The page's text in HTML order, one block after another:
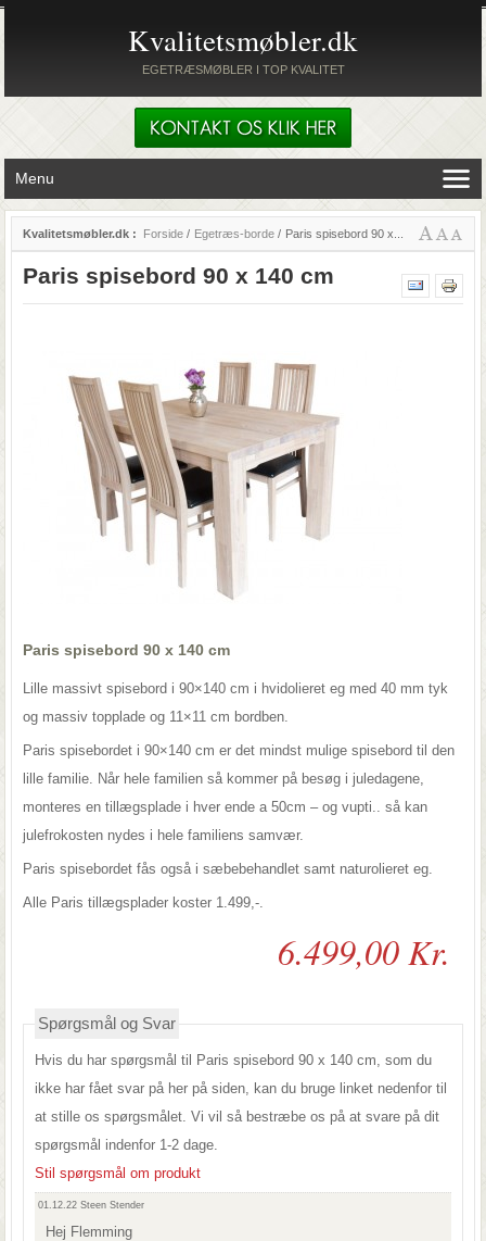
Kvalitetsmøbler.dk
EGETRÆSMØBLER I TOP KVALITET
Menu
Kvalitetsmøbler.dk : Forside / Egetræs-borde / Paris spisebord 90 x...
Paris spisebord 90 x 140 cm
Paris spisebord 90 x 140 cm
Lille massivt spisebord i 90×140 cm i hvidolieret eg med 40 mm tyk
og massiv topplade og 11×11 cm bordben.
Paris spisebordet i 90×140 cm er det mindst mulige spisebord til den
lille familie. Når hele familien så kommer på besøg i juledagene,
monteres en tillægsplade i hver ende a 50cm – og vupti.. så kan
julefrokosten nydes i hele familiens samvær.
Paris spisebordet fås også i sæbebehandlet samt naturolieret eg.
Alle Paris tillægsplader koster 1.499,-.
6.499,00 Kr.
Spørgsmål og Svar
Hvis du har spørgsmål til Paris spisebord 90 x 140 cm, som du
ikke har fået svar på her på siden, kan du bruge linket nedenfor til
at stille os spørgsmålet. Vi vil så bestræbe os på at svare på dit
spørgsmål indenfor 1-2 dage.
Stil spørgsmål om produkt
01.12.22Steen Stender
Hej Flemming